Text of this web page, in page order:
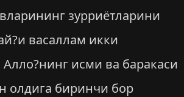
зурриётларини
васаллам икки
исми ва баракаси
олдига биринчи бор